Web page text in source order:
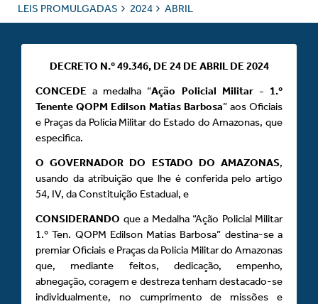
LEIS PROMULGADAS 2024 ABRIL
DECRETO N.º 49.346, DE 24 DE ABRIL DE 2024
CONCEDE a medalha “Ação Policial Militar - 1.º
Tenente QOPM Edilson Matias Barbosa” aos Oficiais
e Praças da Polícia Militar do Estado do Amazonas, que
especifica.
O GOVERNADOR DO ESTADO DO AMAZONAS,
usando da atribuição que lhe é conferida pelo artigo
54, IV, da Constituição Estadual, e
CONSIDERANDO que a Medalha “Ação Policial Militar
1.º Ten. QOPM Edilson Matias Barbosa” destina-se a
premiar Oficiais e Praças da Polícia Militar do Amazonas
que, mediante feitos, dedicação, empenho,
abnegação, coragem e destreza tenham destacado-se
individualmente, no cumprimento de missões e